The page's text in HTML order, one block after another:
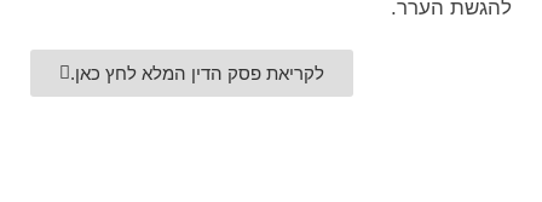
להגשת הערר.
לקריאת פסק הדין המלא לחץ כאן.